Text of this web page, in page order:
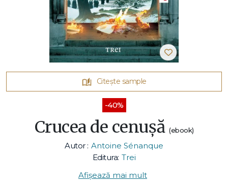
Citește sample
-40%
Crucea de cenușă (ebook)
Autor : Antoine Sénanque
Editura: Trei
Afișează mai mult